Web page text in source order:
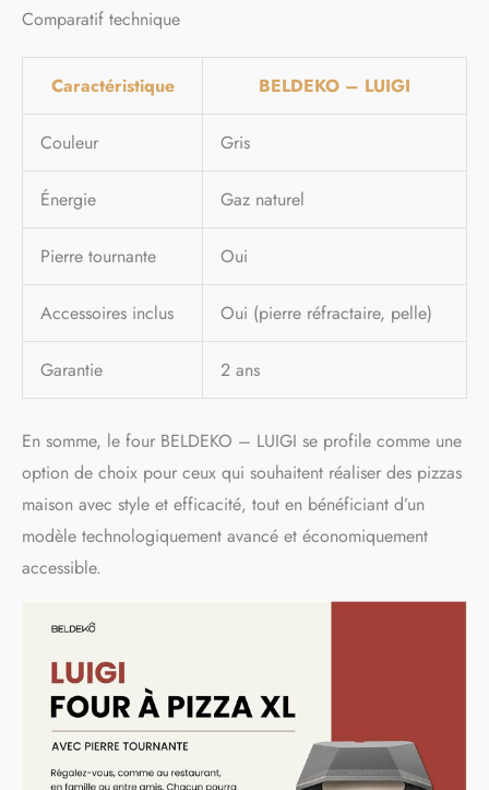
Comparatif technique
Caractéristique BELDEKO – LUIGI
Couleur Gris
Énergie Gaz naturel
Pierre tournante Oui
Accessoires inclus Oui (pierre réfractaire, pelle)
Garantie 2 ans
En somme, le four BELDEKO – LUIGI se profile comme une
option de choix pour ceux qui souhaitent réaliser des pizzas
maison avec style et efficacité, tout en bénéficiant d’un
modèle technologiquement avancé et économiquement
accessible.